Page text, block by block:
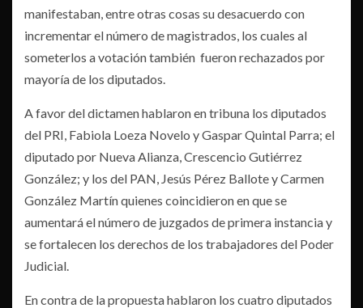
manifestaban, entre otras cosas su desacuerdo con
incrementar el número de magistrados, los cuales al
someterlos a votación también fueron rechazados por
mayoría de los diputados.
A favor del dictamen hablaron en tribuna los diputados
del PRI, Fabiola Loeza Novelo y Gaspar Quintal Parra; el
diputado por Nueva Alianza, Crescencio Gutiérrez
González; y los del PAN, Jesús Pérez Ballote y Carmen
González Martín quienes coincidieron en que se
aumentará el número de juzgados de primera instancia y
se fortalecen los derechos de los trabajadores del Poder
Judicial.
En contra de la propuesta hablaron los cuatro diputados